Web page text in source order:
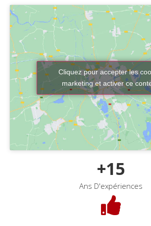
Cliquez pour accepter les
marketing et activer ce
Ans D'expériences
+15